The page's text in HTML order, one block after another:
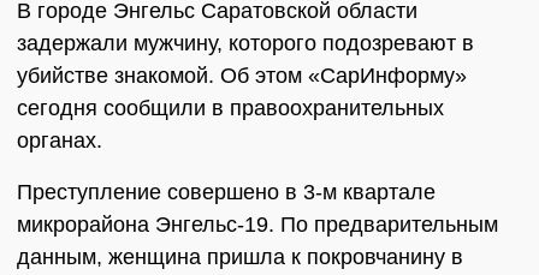
В городе Энгельс Саратовской области
задержали мужчину, которого подозревают в
убийстве знакомой. Об этом «СарИнформу»
сегодня сообщили в правоохранительных
органах.
Преступление совершено в 3-м квартале
микрорайона Энгельс-19. По предварительным
данным, женщина пришла к покровчанину в